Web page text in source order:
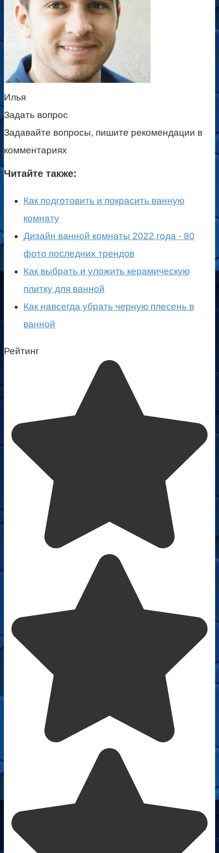
Илья
Задать вопрос
Задавайте вопросы, пишите рекомендации в
комментариях
Читайте также:
Как подготовить и покрасить ванную
комнату
Дизайн ванной комнаты 2022 года - 80
фото последних трендов
Как выбрать и уложить керамическую
плитку для ванной
Как навсегда убрать черную плесень в
ванной
Рейтинг